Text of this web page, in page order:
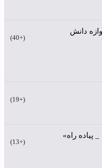
دانش
+40
+19
پیاده راه»
+13